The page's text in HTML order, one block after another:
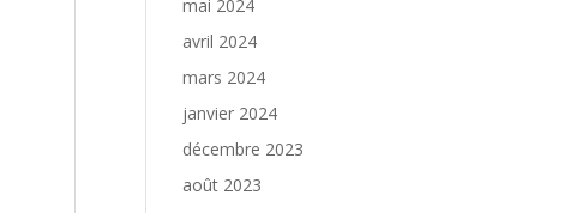
mai 2024
avril 2024
mars 2024
janvier 2024
décembre 2023
août 2023